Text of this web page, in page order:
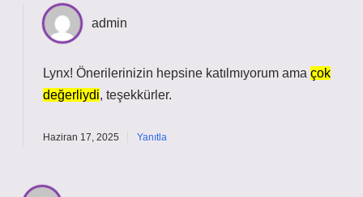
admin
Lynx! Önerilerinizin hepsine katılmıyorum ama çok
değerliydi, teşekkürler.
Haziran 17, 2025 Yanıtla